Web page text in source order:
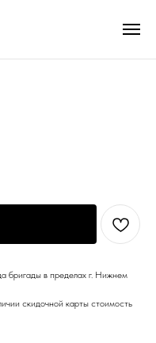
бригады в пределах г. Нижнем
скидочной карты стоимость